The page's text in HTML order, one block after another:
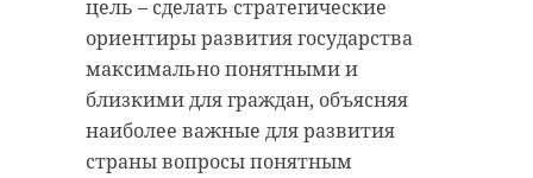
цель – сделать стратегические
ориентиры развития государства
максимально понятными и
близкими для граждан, объясняя
наиболее важные для развития
страны вопросы понятным
организовано горячее питание,
подвозят питьевую воду.
Организовано дежурство
медбригад. Чтобы снять
напряжение, для детей и взрослых
устроили просмотр кинофильмов.
времен. И
согласитесь, каждый
прозвучавший
аспект
конструктивной